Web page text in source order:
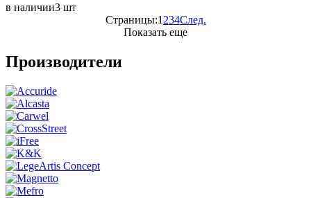
в наличии3 шт
Страницы:1 234След.
Показать еще
Производители